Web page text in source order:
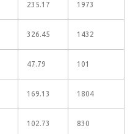
235.17 1973
326.45 1432
47.79 101
169.13 1804
102.73 830